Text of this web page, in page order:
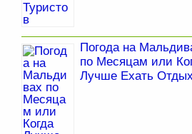
Погода на
по Месяцам или
Лучше Ехать